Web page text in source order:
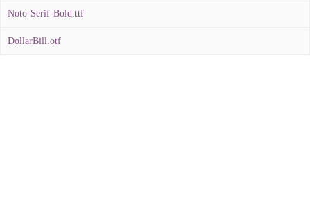
Noto-Serif-Bold.ttf
DollarBill.otf